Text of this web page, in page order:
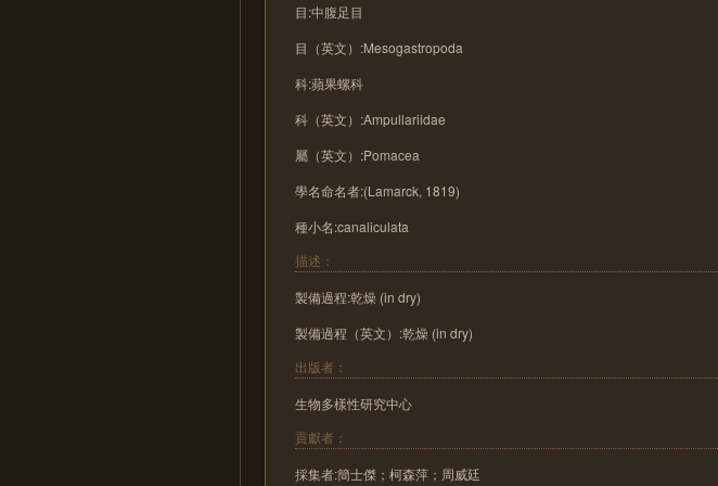
目:中腹足目
目（英文）:Mesogastropoda
科:蘋果螺科
科（英文）:Ampullariidae
屬（英文）:Pomacea
學名命名者:(Lamarck, 1819)
種小名:canaliculata
描述：
製備過程:乾燥 (in dry)
製備過程（英文）:乾燥 (in dry)
出版者：
生物多樣性研究中心
貢獻者：
採集者:簡士傑；柯森萍；周威廷